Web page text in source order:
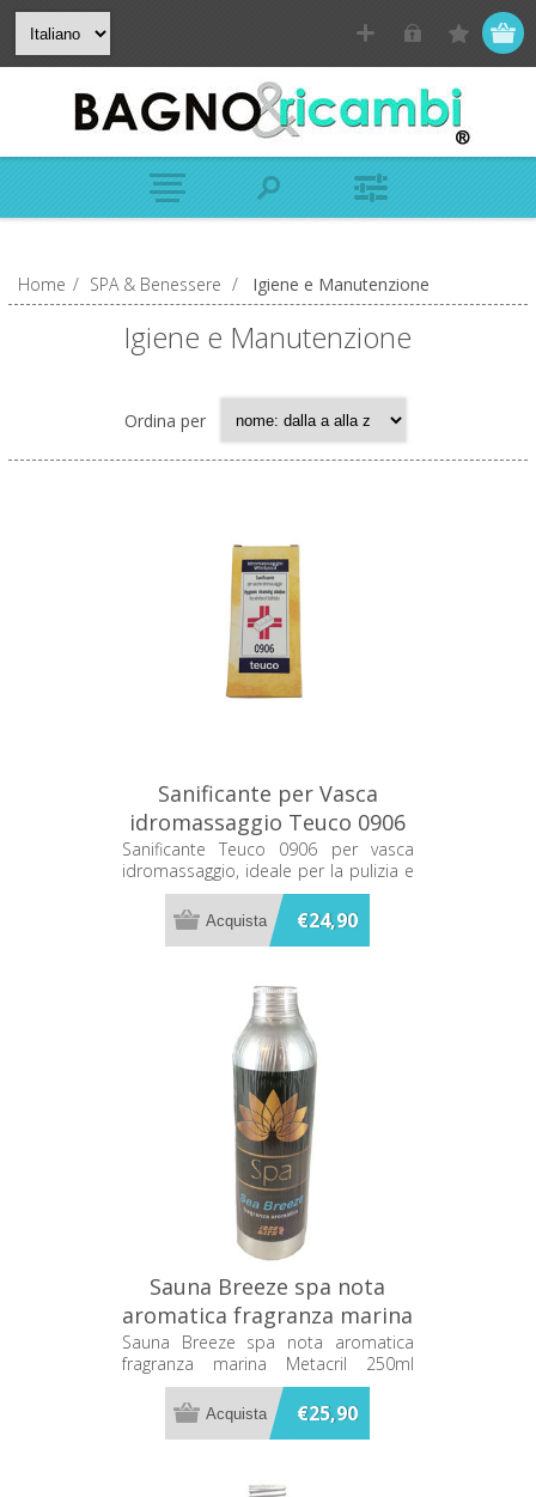
Home / SPA & Benessere / Igiene e Manutenzione
Igiene e Manutenzione
Ordina per
Sanificante per Vasca
idromassaggio Teuco 0906
Sanificante Teuco 0906 per vasca
idromassaggio, ideale per la pulizia e
l’igiene del sistema whirlpool.
€24,90
Sauna Breeze spa nota
aromatica fragranza marina
Metacril 250ml 91100201
Sauna Breeze spa nota aromatica
fragranza marina Metacril 250ml
91100201
€25,90